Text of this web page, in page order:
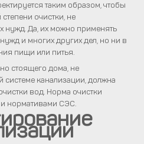
таким образом, чтобы
очистки, не
нужд. Да, их можно применять
и многих других дел, но ни в
пищи или питья.
стоящего дома, не
системе канализации, должна
вод. Норма очистки
нормативами СЭС.